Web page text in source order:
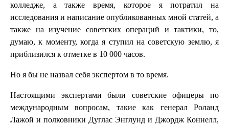
колледже, а также время, которое я потратил на
исследования и написание опубликованных мной статей, а
также на изучение советских операций и тактики, то,
думаю, к моменту, когда я ступил на советскую землю, я
приблизился к отметке в 10 000 часов.
Но я бы не назвал себя экспертом в то время.
Настоящими экспертами были советские офицеры по
международным вопросам, такие как генерал Роланд
Лажой и полковники Дуглас Энглунд и Джордж Коннелл,